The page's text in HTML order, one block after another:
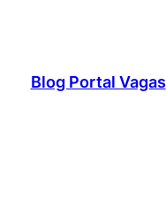
Blog Portal Vagas